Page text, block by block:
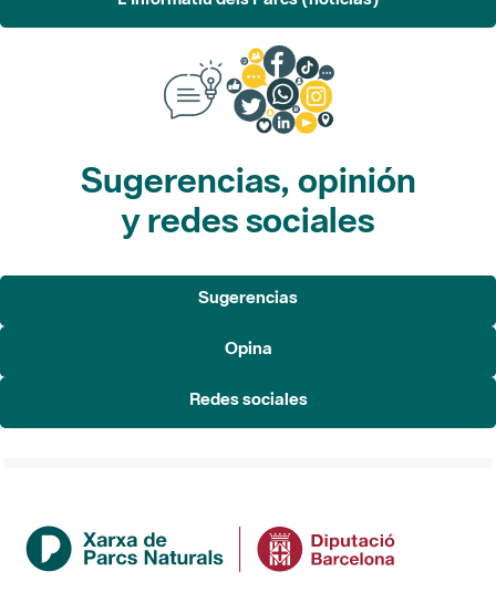
Sugerencias, opinión
y redes sociales
Sugerencias
Opina
Redes sociales